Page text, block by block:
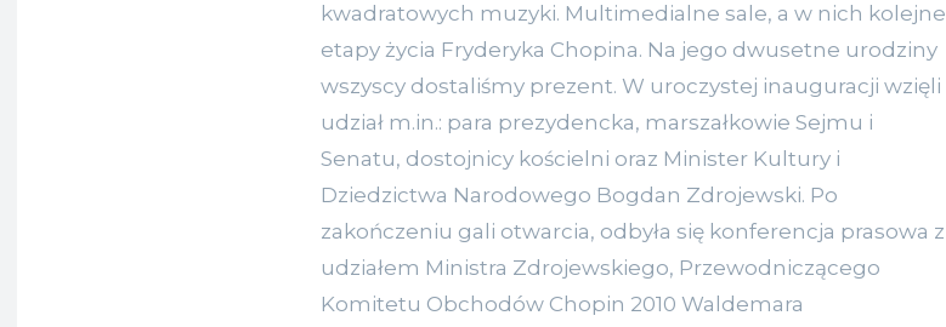
kwadratowych muzyki. Multimedialne sale, a w nich kolejne
etapy życia Fryderyka Chopina. Na jego dwusetne urodziny
wszyscy dostaliśmy prezent. W uroczystej inauguracji wzięli
udział m.in.: para prezydencka, marszałkowie Sejmu i
Senatu, dostojnicy kościelni oraz Minister Kultury i
Dziedzictwa Narodowego Bogdan Zdrojewski. Po
zakończeniu gali otwarcia, odbyła się konferencja prasowa z
udziałem Ministra Zdrojewskiego, Przewodniczącego
Komitetu Obchodów Chopin 2010 Waldemara